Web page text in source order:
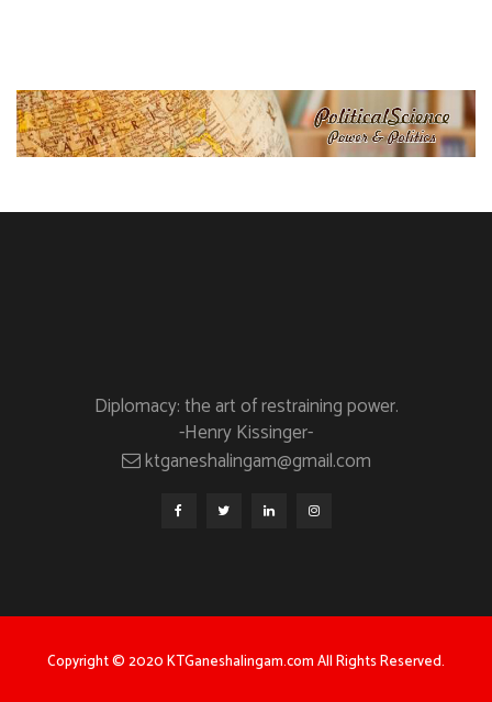
Diplomacy: the art of restraining power.
-Henry Kissinger-
ktganeshalingam@gmail.com
Copyright © 2020 KTGaneshalingam.com All Rights Reserved.